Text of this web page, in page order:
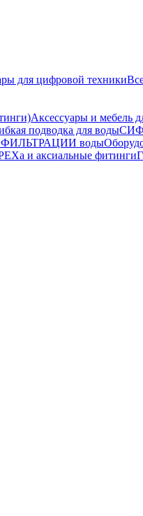
для цифровой техники
Аксессуары и мебель
подводка для воды
ФИЛЬТРАЦИИ воды
и аксиальные фитинги